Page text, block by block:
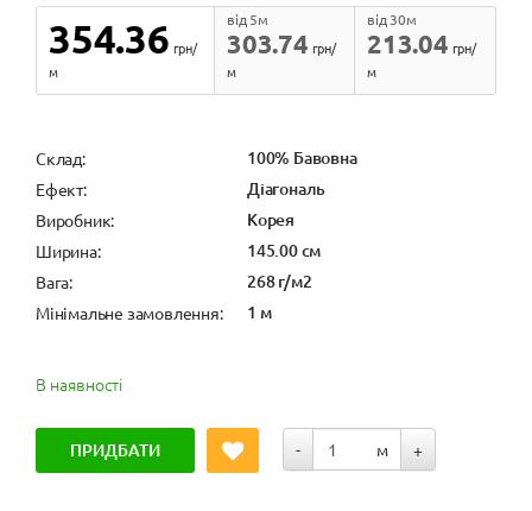
354.36 грн/
м
303.74
від 5м
грн/
м
213.04
від 30м
грн/
м
Cклад: 100% Бавовна
Ефект: Діагональ
Виробник: Корея
Ширина: 145.00 см
Вага: 268 г/м2
Мінімальне замовлення: 1 м
В наявності
ПРИДБАТИ - м +